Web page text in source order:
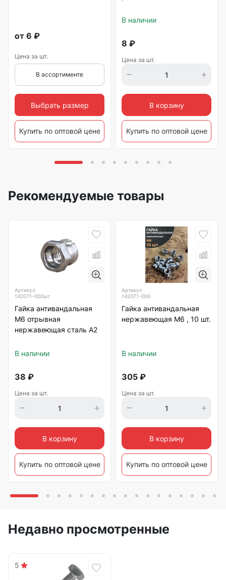
от 6 ₽
Цена за шт.
В ассортименте
Выбрать размер
Купить по оптовой цене
В наличии
8 ₽
Цена за шт.
В корзину
Купить по оптовой цене
Рекомендуемые товары
Артикул
142071-000шт
Гайка антивандальная
М6 отрывная
нержавеющая сталь А2
В наличии
38 ₽
Цена за шт.
В корзину
Купить по оптовой цене
Артикул
142071-000
Гайка антивандальная
нержавеющая М6 , 10 шт.
В наличии
305 ₽
Цена за шт.
В корзину
Купить по оптовой цене
Недавно просмотренные
5